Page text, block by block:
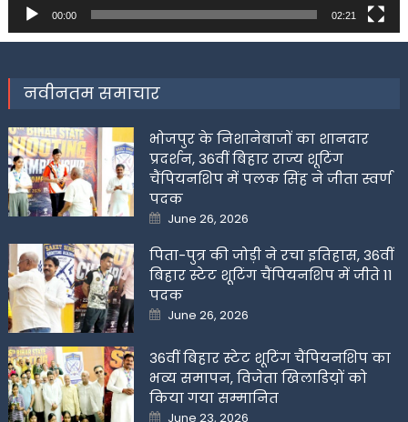
00:00 02:21
नवीनतम समाचार
भोजपुर के निशानेबाजों का शानदार
प्रदर्शन, 36वीं बिहार राज्य शूटिंग
चैंपियनशिप में पलक सिंह ने जीता स्वर्ण
पदक
Posted
on
June 26, 2026
पिता-पुत्र की जोड़ी ने रचा इतिहास, 36वीं
बिहार स्टेट शूटिंग चैंपियनशिप में जीते 11
पदक
Posted
on
June 26, 2026
36वीं बिहार स्टेट शूटिंग चैंपियनशिप का
भव्य समापन, विजेता खिलाडिय़ों को
किया गया सम्मानित
Posted
June 23, 2026